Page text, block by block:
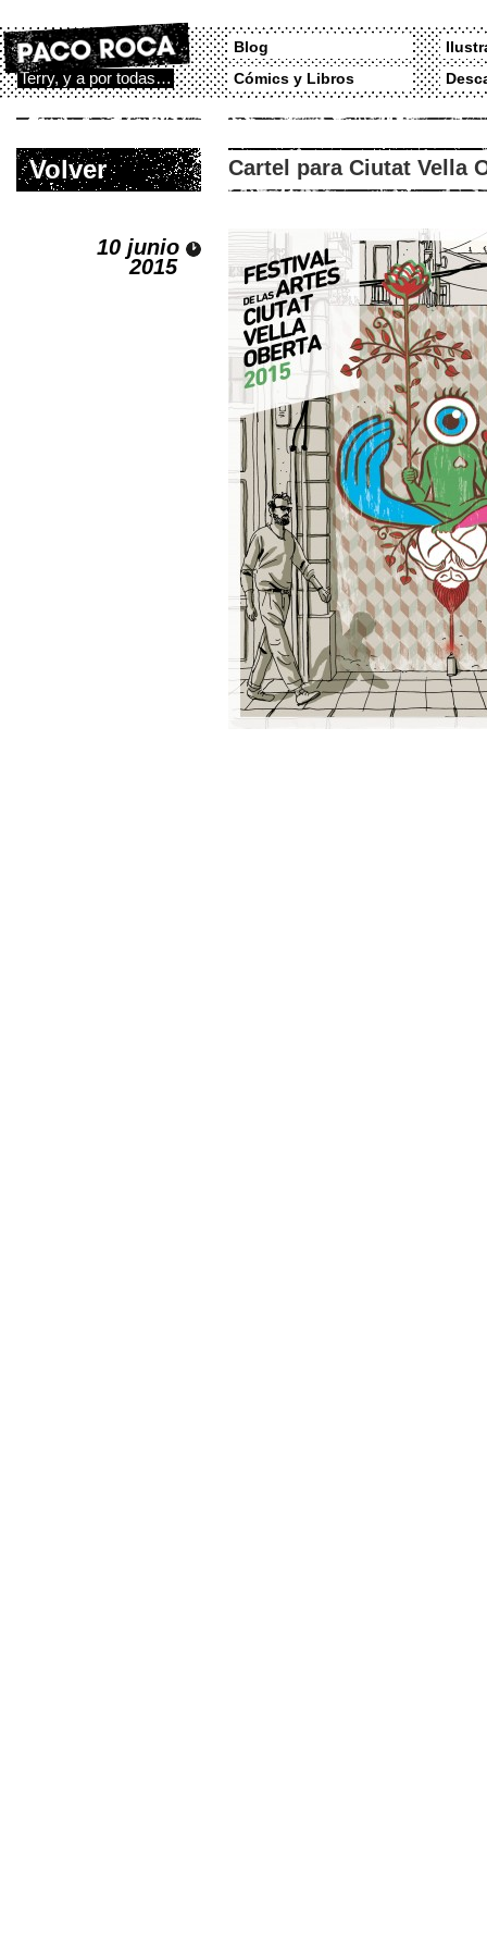
Terry, y a por todas…
Blog
Cómics y Libros
Volver
10 junio
2015
Cartel para Ciutat Vella